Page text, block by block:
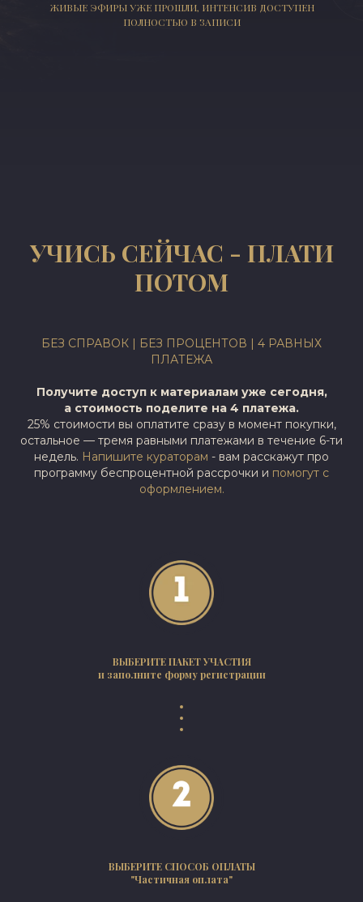
ЖИВЫЕ ЭФИРЫ УЖЕ ПРОШЛИ, ИНТЕНСИВ ДОСТУПЕН
ПОЛНОСТЬЮ В ЗАПИСИ
УЧИСЬ СЕЙЧАС - ПЛАТИ
ПОТОМ
БЕЗ СПРАВОК | БЕЗ ПРОЦЕНТОВ | 4 РАВНЫХ
ПЛАТЕЖА
Получите доступ к материалам уже сегодня,
а стоимость поделите на 4 платежа.
25% стоимости вы оплатите сразу в момент покупки,
остальное — тремя равными платежами в течение 6-ти
недель. Напишите кураторам - вам расскажут про
программу беспроцентной рассрочки и помогут с
оформлением.
ВЫБЕРИТЕ ПАКЕТ УЧАСТИЯ
и заполните форму регистрации
ВЫБЕРИТЕ СПОСОБ ОПЛАТЫ
"Частичная оплата"